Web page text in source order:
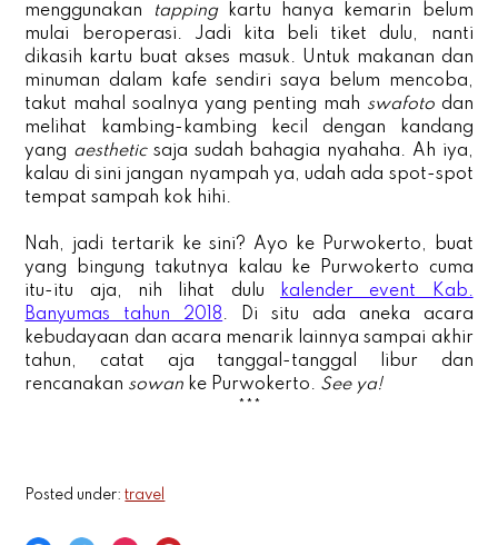
menggunakan
tapping
kartu hanya kemarin belum
mulai beroperasi. Jadi kita beli tiket dulu, nanti
dikasih kartu buat akses masuk. Untuk makanan dan
minuman dalam kafe sendiri saya belum mencoba,
takut mahal soalnya yang penting mah swafoto dan
melihat kambing-kambing kecil dengan kandang
yang aesthetic saja sudah bahagia nyahaha. Ah iya,
kalau di sini jangan nyampah ya, udah ada spot-spot
tempat sampah kok hihi.
Nah, jadi tertarik ke sini? Ayo ke Purwokerto, buat
yang bingung takutnya kalau ke Purwokerto cuma
itu-itu aja, nih lihat dulu
kalender event Kab.
Banyumas tahun 2018. Di situ ada aneka acara
kebudayaan dan acara menarik lainnya sampai akhir
tahun, catat aja tanggal-tanggal libur dan
rencanakan sowan ke Purwokerto. See ya!
***
Posted under: travel